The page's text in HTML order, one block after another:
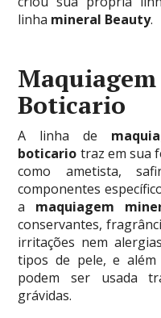
linha mineral Beauty.
Boticario
A linha de
boticario traz em sua
como ametista,
componentes
a maquiagem
conservantes,
irritações nem
tipos de pele, e além
podem ser usada
grávidas.